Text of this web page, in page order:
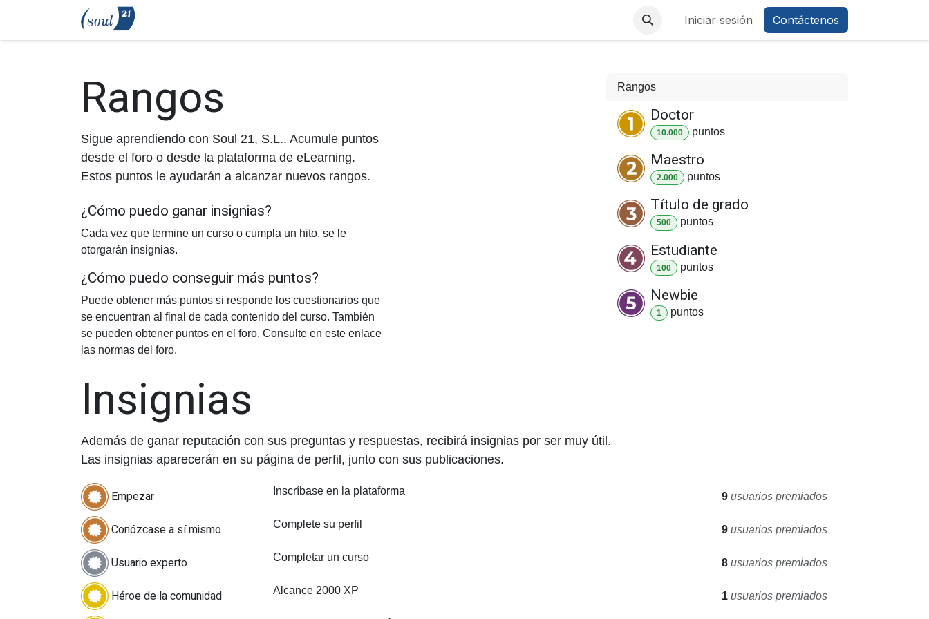
Contáctenos Iniciar sesión Contáctenos
Rangos
Sigue aprendiendo con Soul 21, S.L.. Acumule puntos
desde el foro o desde la plataforma de eLearning.
Estos puntos le ayudarán a alcanzar nuevos rangos.
¿Cómo puedo ganar insignias?
Cada vez que termine un curso o cumpla un hito, se le
otorgarán insignias.
¿Cómo puedo conseguir más puntos?
Puede obtener más puntos si responde los cuestionarios que
se encuentran al final de cada contenido del curso. También
se pueden obtener puntos en el foro. Consulte en este enlace
las normas del foro.
Rangos
Doctor
10.000 puntos
Maestro
2.000 puntos
Título de grado
500 puntos
Estudiante
100 puntos
Newbie
1 puntos
Insignias
Además de ganar reputación con sus preguntas y respuestas, recibirá insignias por ser muy útil.
Las insignias aparecerán en su página de perfil, junto con sus publicaciones.
Empezar Inscríbase en la plataforma 9 usuarios premiados
Conózcase a sí mismo Complete su perfil 9 usuarios premiados
Usuario experto Completar un curso 8 usuarios premiados
Héroe de la comunidad Alcance 2000 XP 1 usuarios premiados